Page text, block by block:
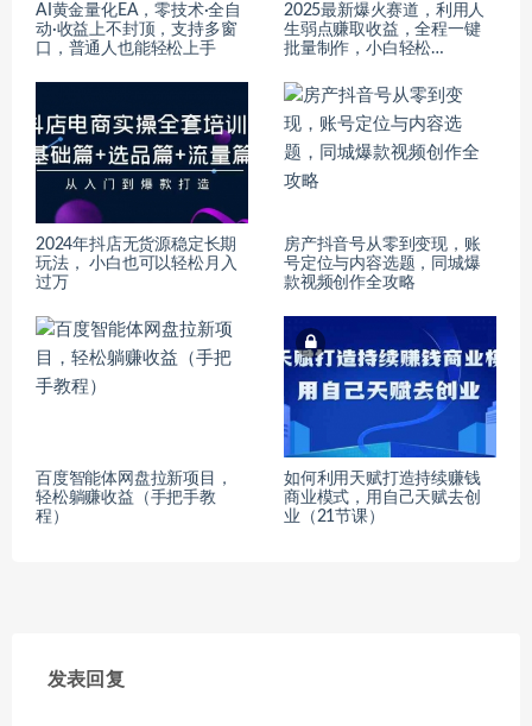
AI黄金量化EA，零技术·全自
动·收益上不封顶，支持多窗
口，普通人也能轻松上手
2025最新爆火赛道，利用人
生弱点赚取收益，全程一键
批量制作，小白轻松…
2024年抖店无货源稳定长期
玩法， 小白也可以轻松月入
过万
房产抖音号从零到变现，账
号定位与内容选题，同城爆
款视频创作全攻略
百度智能体网盘拉新项目，
轻松躺赚收益（手把手教
程）
如何利用天赋打造持续赚钱
商业模式，用自己天赋去创
业（21节课）
发表回复